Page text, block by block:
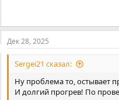
Дек 28, 2025
Sergei21 сказал:
Ну проблема то, остывает
И долгий прогрев! По